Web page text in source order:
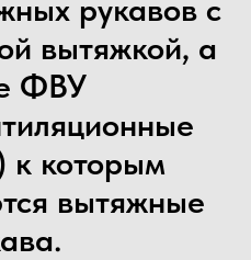
рукавов с
вытяжкой, а
ФВУ
к которым
вытяжные